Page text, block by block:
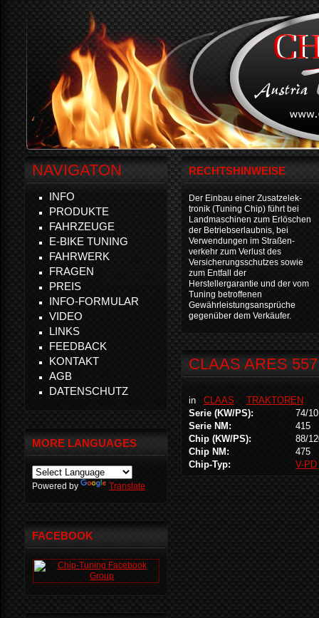
RECHTSHINWEISE
Der Einbau einer Zusatzelek-
tronik (Tuning Chip) führt bei
Landmaschinen zum Erlöschen
der Betriebserlaubnis, bei
Verwendungen im Straßen-
verkehr zum Verlust des
Versicherungsschutzes sowie
zum Entfall der
Herstellergarantie und der vom
Tuning betroffenen
Gewährleistungsansprüche
gegenüber dem Verkäufer.
CLAAS ARES
in CLAAS
TRAKTOREN
Serie (KW/PS):
74/
Serie NM:
415
Chip (KW/PS):
88/
Chip NM:
475
Chip-Typ:
V-PD
NAVIGATON
INFO
PRODUKTE
FAHRZEUGE
E-BIKE TUNING
FAHRWERK
FRAGEN
PREIS
INFO-FORMULAR
VIDEO
LINKS
FEEDBACK
KONTAKT
AGB
DATENSCHUTZ
MORE LANGUAGES
Powered by Translate
FACEBOOK